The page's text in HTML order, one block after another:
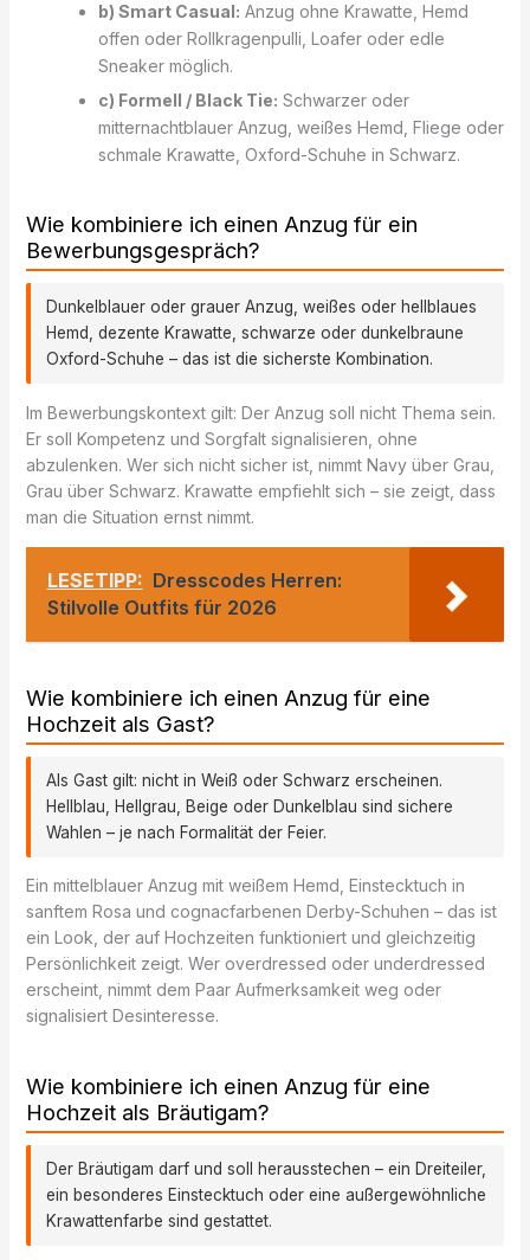
b) Smart Casual: Anzug ohne Krawatte, Hemd
offen oder Rollkragenpulli, Loafer oder edle
Sneaker möglich.
c) Formell / Black Tie: Schwarzer oder
mitternachtblauer Anzug, weißes Hemd, Fliege oder
schmale Krawatte, Oxford-Schuhe in Schwarz.
Wie kombiniere ich einen Anzug für ein
Bewerbungsgespräch?
Dunkelblauer oder grauer Anzug, weißes oder hellblaues
Hemd, dezente Krawatte, schwarze oder dunkelbraune
Oxford-Schuhe – das ist die sicherste Kombination.
Im Bewerbungskontext gilt: Der Anzug soll nicht Thema sein.
Er soll Kompetenz und Sorgfalt signalisieren, ohne
abzulenken. Wer sich nicht sicher ist, nimmt Navy über Grau,
Grau über Schwarz. Krawatte empfiehlt sich – sie zeigt, dass
man die Situation ernst nimmt.
LESETIPP: Dresscodes Herren:
Stilvolle Outfits für 2026
Wie kombiniere ich einen Anzug für eine
Hochzeit als Gast?
Als Gast gilt: nicht in Weiß oder Schwarz erscheinen.
Hellblau, Hellgrau, Beige oder Dunkelblau sind sichere
Wahlen – je nach Formalität der Feier.
Ein mittelblauer Anzug mit weißem Hemd, Einstecktuch in
sanftem Rosa und cognacfarbenen Derby-Schuhen – das ist
ein Look, der auf Hochzeiten funktioniert und gleichzeitig
Persönlichkeit zeigt. Wer overdressed oder underdressed
erscheint, nimmt dem Paar Aufmerksamkeit weg oder
signalisiert Desinteresse.
Wie kombiniere ich einen Anzug für eine
Hochzeit als Bräutigam?
Der Bräutigam darf und soll herausstechen – ein Dreiteiler,
ein besonderes Einstecktuch oder eine außergewöhnliche
Krawattenfarbe sind gestattet.